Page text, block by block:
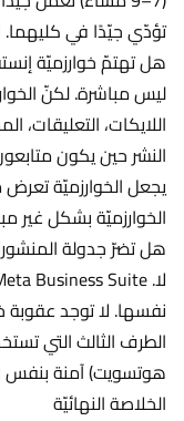
تؤدّي جيّدًا في كليهما.
هل تهتمّ خوارزميّة
ليس مباشرة. لكنّ
اللايكات، التعليقات،
النشر حين يكون
يجعل الخوارزميّة
الخوارزميّة بشكل غير
هل تضرّ جدولة
نفسها. لا توجد عقوبة
هوتسويت) آمنة بنفس
الخلاصة النهائيّة